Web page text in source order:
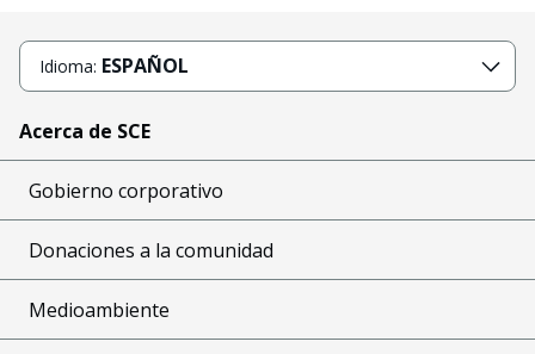
Idioma: ESPAÑOL
Acerca de SCE
Gobierno corporativo
Donaciones a la comunidad
Medioambiente